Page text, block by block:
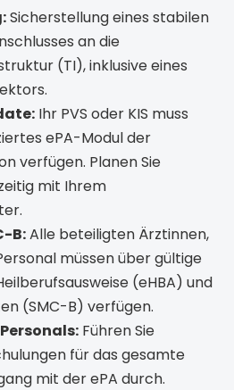
Sicherstellung eines stabilen
an die
(TI), inklusive eines
Ihr PVS oder KIS muss
ePA-Modul der
verfügen. Planen Sie
mit Ihrem
B:Alle beteiligten Ärztinnen,
müssen über gültige
(eHBA) und
(SMC-B) verfügen.
Führen Sie
für das gesamte
mit der ePA durch.